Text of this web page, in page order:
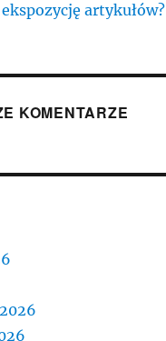
artykułów?
KOMENTARZE